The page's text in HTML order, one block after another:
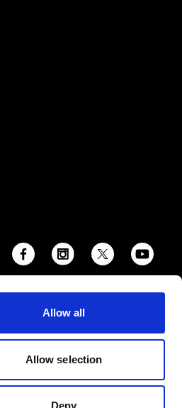
Allow all
Allow selection
Deny